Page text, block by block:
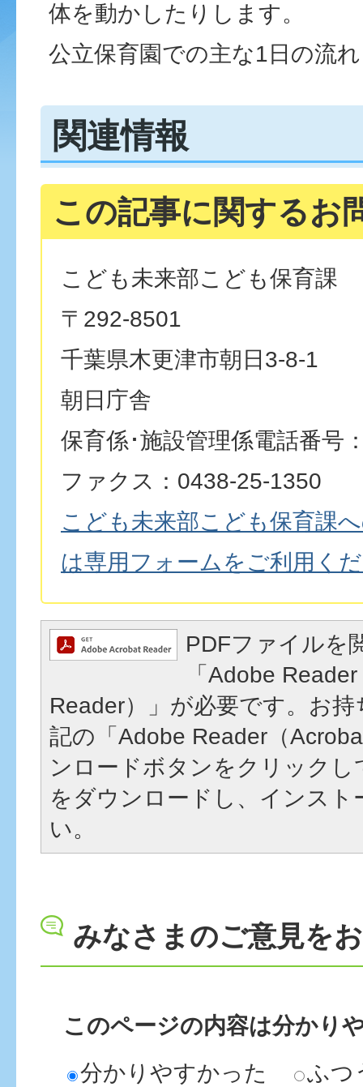
体を動かしたりします。
公立保育園での主な1日の流
関連情報
この記事に関するお
こども未来部こども保育課
〒292-8501
千葉県木更津市朝日3-8-1
朝日庁舎
保育係･施設管理係電話番号
ファクス：0438-25-1350
こども未来部こども保育課
は専用フォームをご利用く
PDFファイルを
「Adobe
Reader）」が必要です。お
記の「Adobe Reader（
ンロードボタンをクリック
をダウンロードし、インスト
い。
みなさまのご意見を
このページの内容は分かり
分かりやすかった
ふつ